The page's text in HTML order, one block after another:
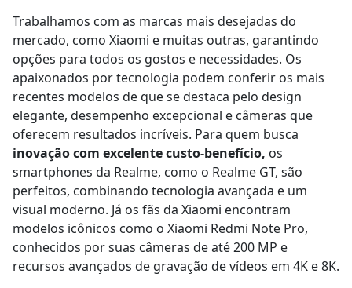
Trabalhamos com as marcas mais desejadas do
mercado, como Xiaomi e muitas outras, garantindo
opções para todos os gostos e necessidades. Os
apaixonados por tecnologia podem conferir os mais
recentes modelos de que se destaca pelo design
elegante, desempenho excepcional e câmeras que
oferecem resultados incríveis. Para quem busca
inovação com excelente custo-benefício, os
smartphones da Realme, como o Realme GT, são
perfeitos, combinando tecnologia avançada e um
visual moderno. Já os fãs da Xiaomi encontram
modelos icônicos como o Xiaomi Redmi Note Pro,
conhecidos por suas câmeras de até 200 MP e
recursos avançados de gravação de vídeos em 4K e 8K.